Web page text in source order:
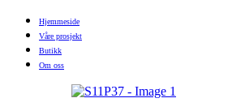
Hjemmeside
Våre prosjekt
Butikk
Om oss